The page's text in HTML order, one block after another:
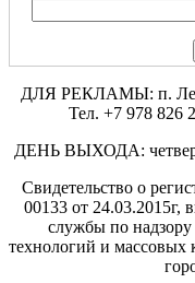
ДЛЯ РЕКЛАМЫ: п.
Тел. +7 978 826
ДЕНЬ ВЫХОДА:
Свидетельство о
00133 от 24.03.2015г,
службы по
технологий и